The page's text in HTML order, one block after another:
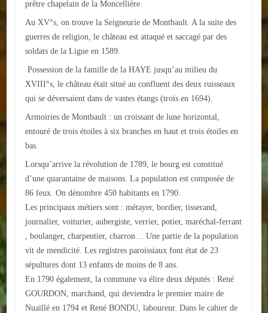
Loisirs
Batiments/TP
CONTACT
ENVIRONNEMENT
Actualités
prêtre chapelain de la Moncellière.
Au XV°s, on trouve la Seigneurie de Montbault. A la suite des
guerres de religion, le château est attaqué et saccagé par des
soldats de la Ligue en 1589.
Possession de la famille de la HAYE jusqu’au milieu du
XVIII°s, le château était situé au confluent des deux ruisseaux
qui se déversaient dans de vastes étangs (trois en 1694).
Armoiries de Montbault : un croissant de lune horizontal,
entouré de trois étoiles à six branches en haut et trois étoiles en
bas.
Lorsqu’arrive la révolution de 1789, le bourg est constitué
d’une quarantaine de maisons. La population est composée de
86 feux. On dénombre 450 habitants en 1790.
Les principaux métiers sont : métayer, bordier, tisserand,
journalier, voiturier, aubergiste, verrier, potier, maréchal-ferrant
, boulanger, charpentier, charron… Une partie de la population
vit de mendicité. Les registres paroissiaux font état de 23
sépultures dont 13 enfants de moins de 8 ans.
En 1790 également, la commune va élire deux députés : René
GOURDON, marchand, qui deviendra le premier maire de
Nuaillé en 1794 et René BONDU, laboureur. Dans le cahier de